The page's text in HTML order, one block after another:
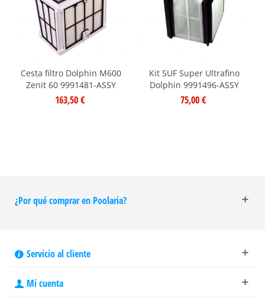
Cesta filtro Dolphin M600
Zenit 60 9991481-ASSY
163,50 €
Kit SUF Super Ultrafino
Dolphin 9991496-ASSY
75,00 €
¿Por qué comprar en Poolaria?
Servicio al cliente
Mi cuenta